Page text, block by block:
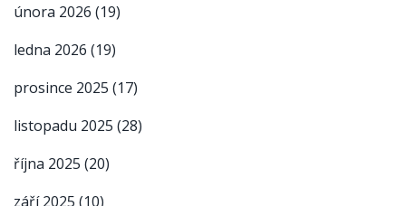
února 2026 (19)
ledna 2026 (19)
prosince 2025 (17)
listopadu 2025 (28)
října 2025 (20)
září 2025 (10)